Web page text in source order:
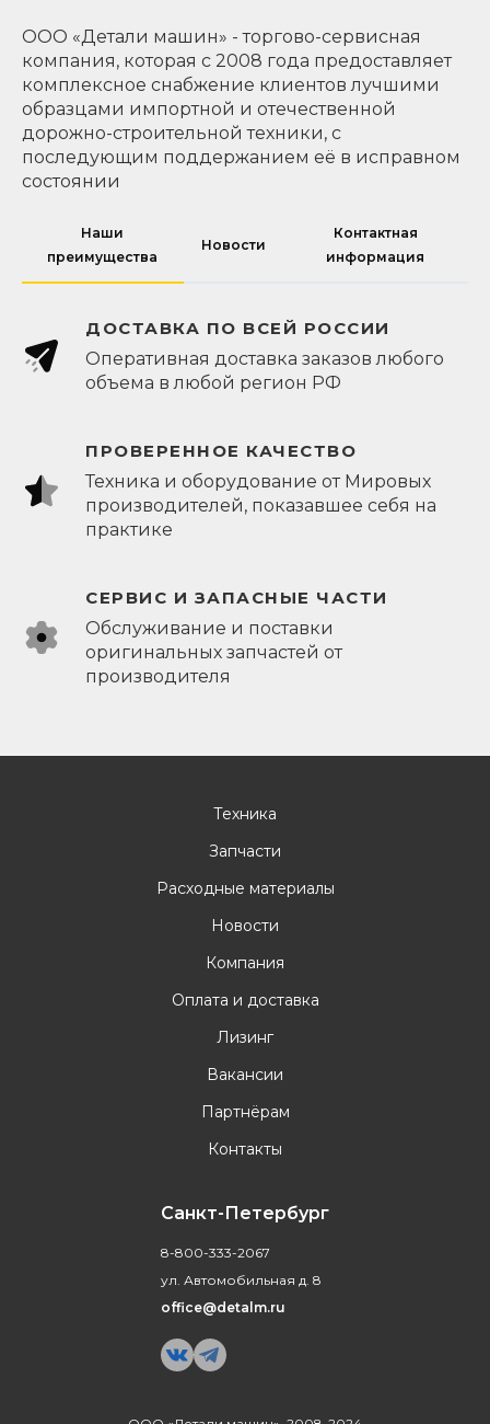
ООО «Детали машин» - торгово-сервисная
компания, которая с 2008 года предоставляет
комплексное снабжение клиентов лучшими
образцами импортной и отечественной
дорожно-строительной техники, с
последующим поддержанием её в исправном
состоянии
Наши
преимущества
Новости
Контактная
информация
ДОСТАВКА ПО ВСЕЙ РОССИИ
Оперативная доставка заказов любого
объема в любой регион РФ
ПРОВЕРЕННОЕ КАЧЕСТВО
Техника и оборудование от Мировых
производителей, показавшее себя на
практике
СЕРВИС И ЗАПАСНЫЕ ЧАСТИ
Обслуживание и поставки
оригинальных запчастей от
производителя
Техника
Запчасти
Расходные материалы
Новости
Компания
Оплата и доставка
Лизинг
Вакансии
Партнёрам
Контакты
Санкт-Петербург
8-800-333-2067
ул. Автомобильная д. 8
office@detalm.ru